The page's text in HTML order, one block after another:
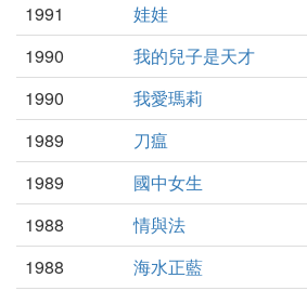
1991
娃娃
1990
我的兒子是天才
1990
我愛瑪莉
1989
刀瘟
1989
國中女生
1988
情與法
1988
海水正藍